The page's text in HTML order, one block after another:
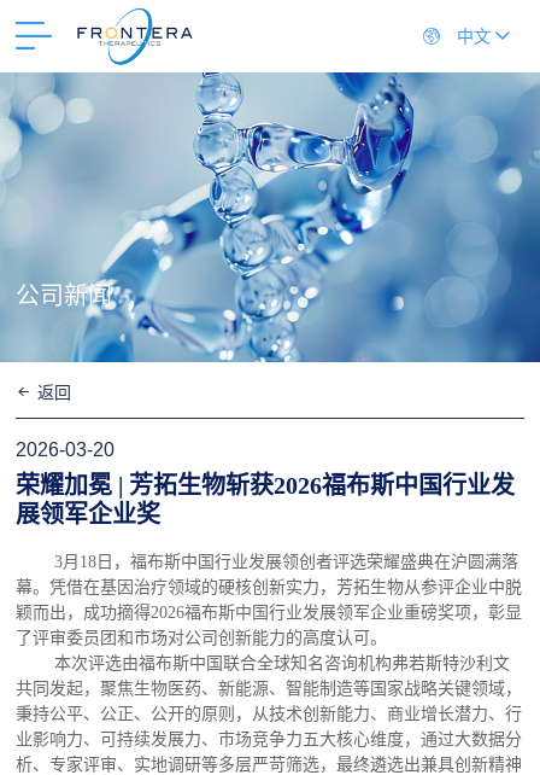
中文
公司新闻
返回
2026-03-20
荣耀加冕 | 芳拓生物斩获2026福布斯中国行业发
展领军企业奖
3月18日，福布斯中国行业发展领创者评选荣耀盛典在沪圆满落
幕。凭借在基因治疗领域的硬核创新实力，芳拓生物从参评企业中脱
颖而出，成功摘得2026福布斯中国行业发展领军企业重磅奖项，彰显
了评审委员团和市场对公司创新能力的高度认可。
本次评选由福布斯中国联合全球知名咨询机构弗若斯特沙利文
共同发起，聚焦生物医药、新能源、智能制造等国家战略关键领域，
秉持公平、公正、公开的原则，从技术创新能力、商业增长潜力、行
业影响力、可持续发展力、市场竞争力五大核心维度，通过大数据分
析、专家评审、实地调研等多层严苛筛选，最终遴选出兼具创新精神